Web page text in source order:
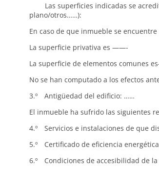
Las superficies indicadas se
plano/otros……):
En caso de que inmueble se
La superficie privativa es ——-
La superficie de elementos comunes
No se han computado a los efectos
3.º Antigüedad del edificio: ……
El inmueble ha sufrido las siguientes
4.º Servicios e instalaciones de que
5.º Certificado de eficiencia
6.º Condiciones de accesibilidad de la